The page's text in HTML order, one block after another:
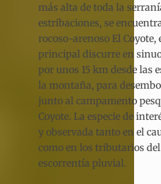
más alta de toda la
estribaciones, se
rocoso-arenoso El Coyote,
principal discurre en
por unos 15 km desde las
la montaña, para
junto al campamento
Coyote. La especie de
y observada tanto en el
como en los tributarios
escorrentía pluvial.